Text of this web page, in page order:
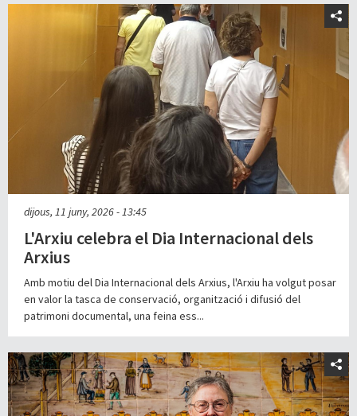
dijous, 11 juny, 2026 - 13:45
L'Arxiu celebra el Dia Internacional dels
Arxius
Amb motiu del Dia Internacional dels Arxius, l'Arxiu ha volgut posar
en valor la tasca de conservació, organització i difusió del
patrimoni documental, una feina ess...